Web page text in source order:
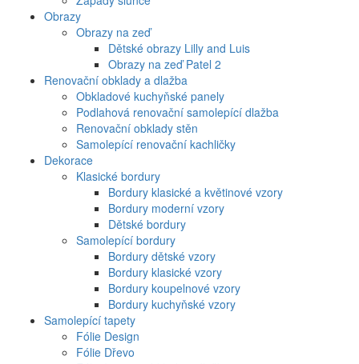
Obrazy
Obrazy na zeď
Dětské obrazy Lilly and Luis
Obrazy na zeď Patel 2
Renovační obklady a dlažba
Obkladové kuchyňské panely
Podlahová renovační samolepící dlažba
Renovační obklady stěn
Samolepící renovační kachličky
Dekorace
Klasické bordury
Bordury klasické a květinové vzory
Bordury moderní vzory
Dětské bordury
Samolepící bordury
Bordury dětské vzory
Bordury klasické vzory
Bordury koupelnové vzory
Bordury kuchyňské vzory
Samolepící tapety
Fólie Design
Fólie Dřevo